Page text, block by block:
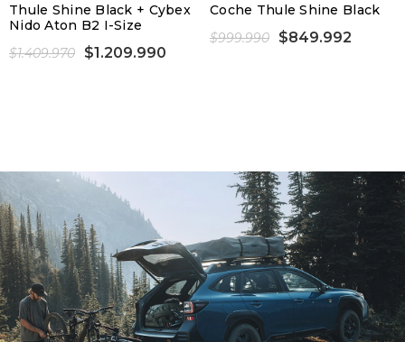
Thule Shine Black + Cybex
Nido Aton B2 I-Size
$1.409.970
$1.209.990
Coche Thule Shine Black
$999.990
$849.992